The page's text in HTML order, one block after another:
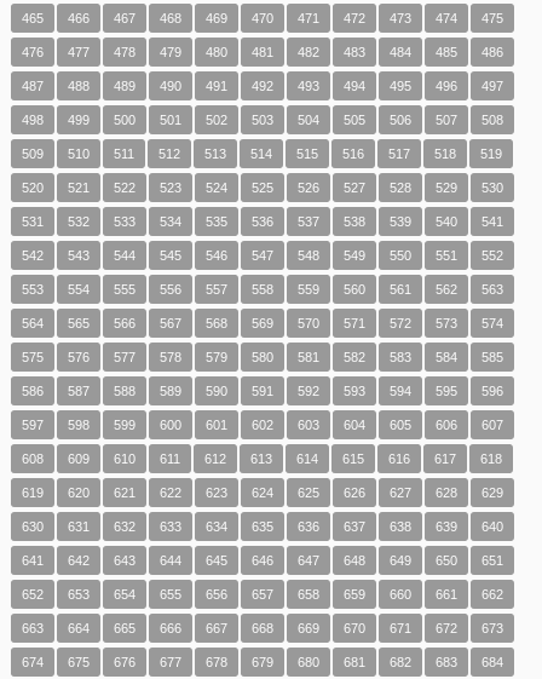
465 466 467 468 469 470 471 472 473 474 475
476 477 478 479 480 481 482 483 484 485 486
487 488 489 490 491 492 493 494 495 496 497
498 499 500 501 502 503 504 505 506 507 508
509 510 511 512 513 514 515 516 517 518 519
520 521 522 523 524 525 526 527 528 529 530
531 532 533 534 535 536 537 538 539 540 541
542 543 544 545 546 547 548 549 550 551 552
553 554 555 556 557 558 559 560 561 562 563
564 565 566 567 568 569 570 571 572 573 574
575 576 577 578 579 580 581 582 583 584 585
586 587 588 589 590 591 592 593 594 595 596
597 598 599 600 601 602 603 604 605 606 607
608 609 610 611 612 613 614 615 616 617 618
619 620 621 622 623 624 625 626 627 628 629
630 631 632 633 634 635 636 637 638 639 640
641 642 643 644 645 646 647 648 649 650 651
652 653 654 655 656 657 658 659 660 661 662
663 664 665 666 667 668 669 670 671 672 673
674 675 676 677 678 679 680 681 682 683 684